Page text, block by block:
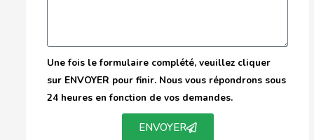
Une fois le formulaire complété, veuillez cliquer
sur ENVOYER pour finir. Nous vous répondrons sous
24 heures en fonction de vos demandes.
ENVOYER